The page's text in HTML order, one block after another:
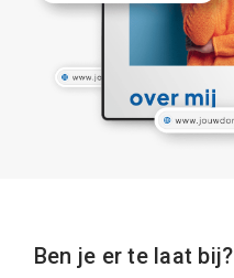
Ben je er te laat bij?